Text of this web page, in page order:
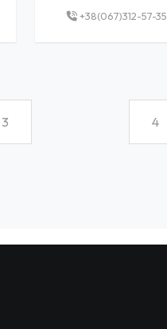
+38(067)312-57-35
3 4